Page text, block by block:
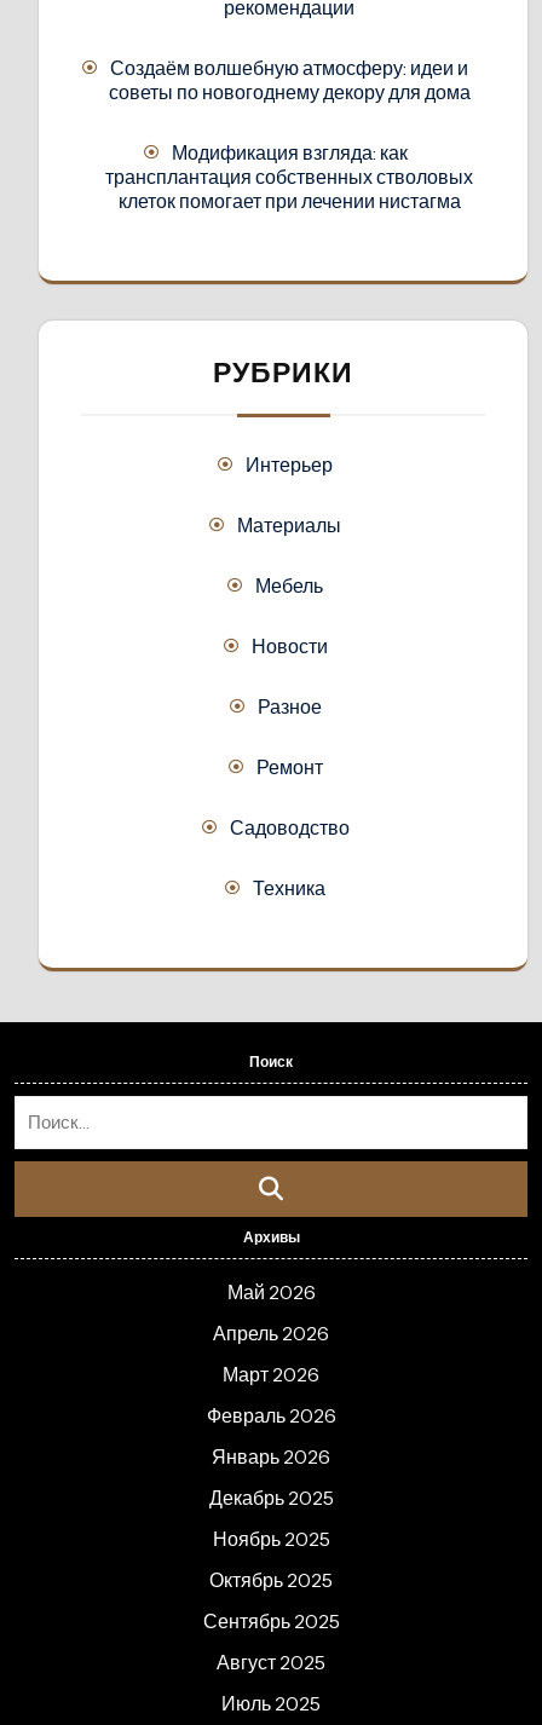
рекомендации
Создаём волшебную атмосферу: идеи и
советы по новогоднему декору для дома
Модификация взгляда: как
трансплантация собственных стволовых
клеток помогает при лечении нистагма
РУБРИКИ
Интерьер
Материалы
Мебель
Новости
Разное
Ремонт
Садоводство
Техника
Поиск
Архивы
Май 2026
Апрель 2026
Март 2026
Февраль 2026
Январь 2026
Декабрь 2025
Ноябрь 2025
Октябрь 2025
Сентябрь 2025
Август 2025
Июль 2025